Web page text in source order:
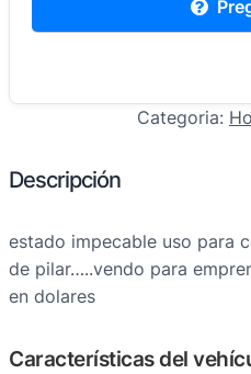
Categoria:
Descripción
estado impecable uso para
de pilar…..vendo para
en dolares
Características del